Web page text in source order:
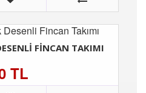
FINCAN TAKIMI
TL